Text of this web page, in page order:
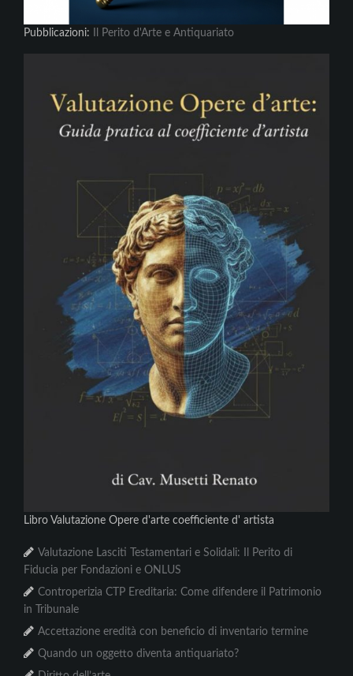
Pubblicazioni: Il Perito d'Arte e Antiquariato
Libro Valutazione Opere d'arte coefficiente d' artista
Valutazione Lasciti Testamentari e Solidali: Il Perito di
Fiducia per Fondazioni e ONLUS
Controperizia CTP Ereditaria: Come difendere il Patrimonio
in Tribunale
Accettazione eredità con beneficio di inventario termine
Quando un oggetto diventa antiquariato?